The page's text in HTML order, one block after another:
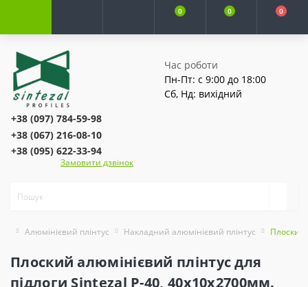
0 0 0
Час роботи
Пн-Пт: с 9:00 до 18:00
Сб, Нд: вихідний
+38 (097) 784-59-98
+38 (067) 216-08-10
+38 (095) 622-33-94
Замовити дзвінок
Алюмінієвий плінтус Накладний алюмінієвий плінтус Плоский
Плоский алюмінієвий плінтус для
підлоги Sintezal P-40, 40х10х2700мм.